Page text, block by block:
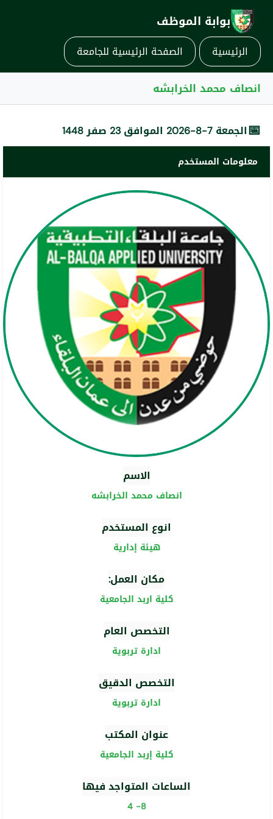
بوابة الموظف
الرئيسية الصفحة الرئيسية للجامعة
انصاف محمد الخرابشه
📅الجمعة 7-8-2026 الموافق 23 صفر 1448
معلومات المستخدم
الاسم
انصاف محمد الخرابشه
انوع المستخدم
هيئة إدارية
مكان العمل:
كلية اربد الجامعية
التخصص العام
ادارة تربوية
التخصص الدقيق
ادارة تربوية
عنوان المكتب
كلية إربد الجامعية
الساعات المتواجد فيها
8- 4